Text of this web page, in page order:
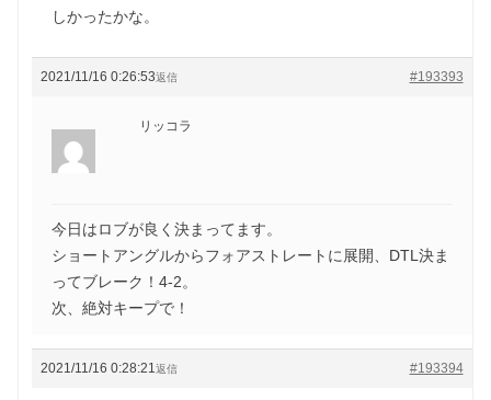
しかったかな。
2021/11/16 0:26:53 #193393
返信
リッコラ
今日はロブが良く決まってます。
ショートアングルからフォアストレートに展開、DTL決ま
ってブレーク！4-2。
次、絶対キープで！
2021/11/16 0:28:21 #193394
返信